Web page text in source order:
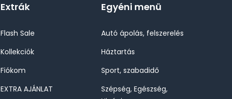
Extrák
Flash Sale
Kollekciók
Fiókom
EXTRA AJÁNLAT
Egyéni menü
Autó ápolás, felszerelés
Háztartás
Sport, szabadidő
Szépség, Egészség,